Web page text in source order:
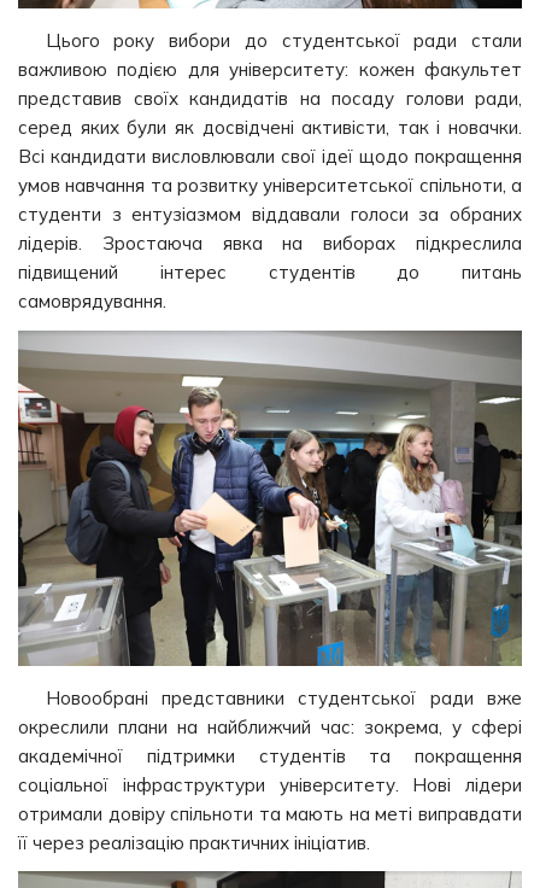
Цього року вибори до студентської ради стали
важливою подією для університету: кожен факультет
представив своїх кандидатів на посаду голови ради,
серед яких були як досвідчені активісти, так і новачки.
Всі кандидати висловлювали свої ідеї щодо покращення
умов навчання та розвитку університетської спільноти, а
студенти з ентузіазмом віддавали голоси за обраних
лідерів. Зростаюча явка на виборах підкреслила
підвищений інтерес студентів до питань
самоврядування.
Новообрані представники студентської ради вже
окреслили плани на найближчий час: зокрема, у сфері
академічної підтримки студентів та покращення
соціальної інфраструктури університету. Нові лідери
отримали довіру спільноти та мають на меті виправдати
її через реалізацію практичних ініціатив.